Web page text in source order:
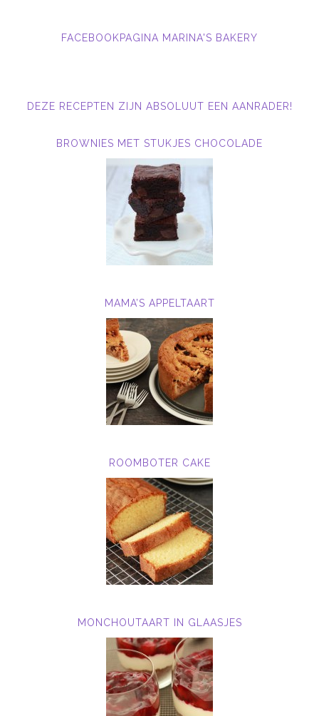
FACEBOOKPAGINA MARINA'S BAKERY
DEZE RECEPTEN ZIJN ABSOLUUT EEN AANRADER!
BROWNIES MET STUKJES CHOCOLADE
MAMA’S APPELTAART
ROOMBOTER CAKE
MONCHOUTAART IN GLAASJES